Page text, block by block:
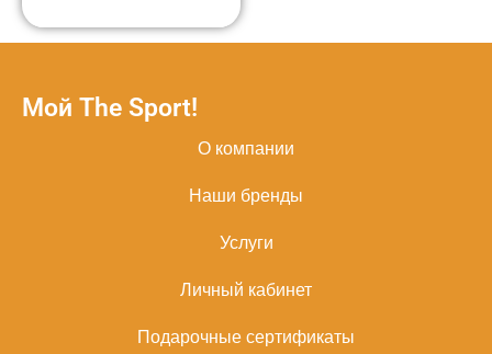
Мой The Sport!
О компании
Наши бренды
Услуги
Личный кабинет
Подарочные сертификаты